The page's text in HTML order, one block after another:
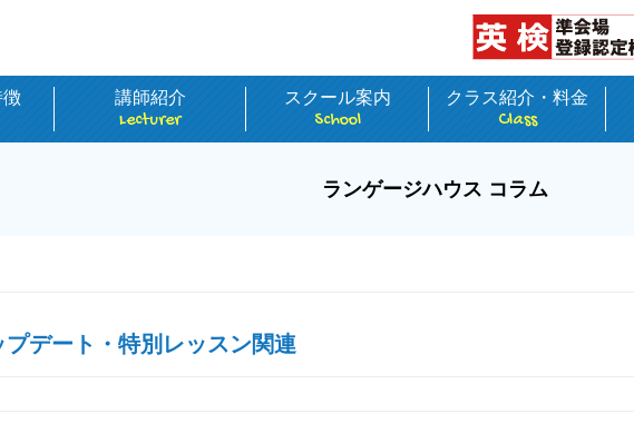
徴 講師紹介
Lecturer
スクール案内
School
クラス紹介・料金
Class
ランゲージハウス コラム
プデート・特別レッスン関連